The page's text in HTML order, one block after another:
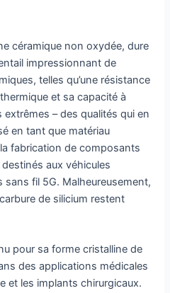
céramique non oxydée, dure
impressionnant de
telles qu’une résistance
et sa capacité à
– des qualités qui en
en tant que matériau
fabrication de composants
aux véhicules
sans fil 5G. Malheureusement,
de silicium restent
pour sa forme cristalline de
des applications médicales
et les implants chirurgicaux.